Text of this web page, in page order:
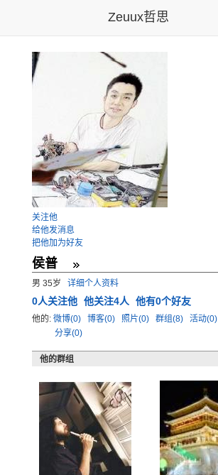
Zeuux哲思
关注他
给他发消息
把他加为好友
侯普
男 35岁 详细个人资料
0人关注他 他关注4人 他有0个好友
他的: 微博(0) 博客(0) 照片(0) 群组(8) 活动(0)
分享(0)
他的群组